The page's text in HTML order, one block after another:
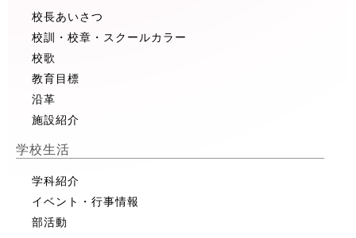
校長あいさつ
校訓・校章・スクールカラー
校歌
教育目標
沿革
施設紹介
学校生活
学科紹介
イベント・行事情報
部活動